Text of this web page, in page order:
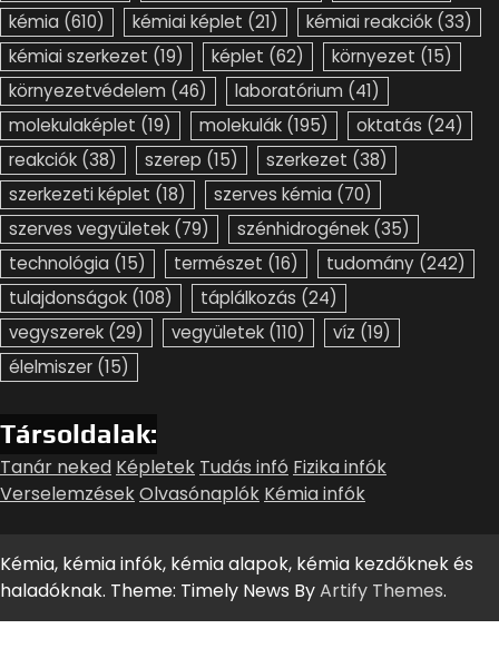
kémia (610) kémiai képlet (21) kémiai reakciók (33)
kémiai szerkezet (19) képlet (62) környezet (15)
környezetvédelem (46) laboratórium (41)
molekulaképlet (19) molekulák (195) oktatás (24)
reakciók (38) szerep (15) szerkezet (38)
szerkezeti képlet (18) szerves kémia (70)
szerves vegyületek (79) szénhidrogének (35)
technológia (15) természet (16) tudomány (242)
tulajdonságok (108) táplálkozás (24)
vegyszerek (29) vegyületek (110) víz (19)
élelmiszer (15)
Társoldalak:
Tanár neked Képletek Tudás infó Fizika infók
VerselemzésekOlvasónaplók Kémia infók
Kémia, kémia infók, kémia alapok, kémia kezdőknek és
haladóknak. Theme: Timely News ByArtify Themes.